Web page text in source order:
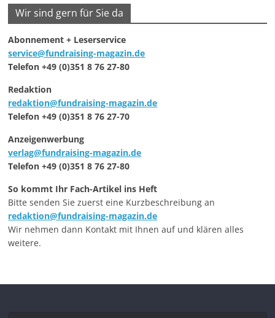
Wir sind gern für Sie da
Abonnement + Leserservice
service@fundraising-magazin.de
Telefon +49 (0)351 8 76 27-80
Redaktion
redaktion@fundraising-magazin.de
Telefon +49 (0)351 8 76 27-70
Anzeigenwerbung
verlag@fundraising-magazin.de
Telefon +49 (0)351 8 76 27-80
So kommt Ihr Fach-Artikel ins Heft
Bitte senden Sie zuerst eine Kurzbeschreibung an
redaktion@fundraising-magazin.de
Wir nehmen dann Kontakt mit Ihnen auf und klären alles
weitere.